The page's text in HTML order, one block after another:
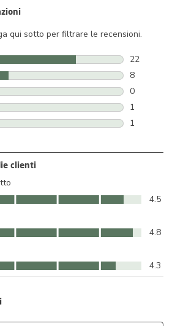
qui sotto per filtrare le recensioni.
22
22
8
8 recensioni
0
0 recensioni
1
1
1
clienti
4.5 su 5
4.5
5
4.8
4.3